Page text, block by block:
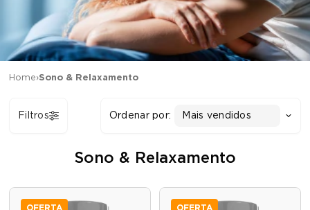
Home›Sono & Relaxamento
Ordenar por: Mais vendidos
Filtros
Sono & Relaxamento
OFERTA OFERTA